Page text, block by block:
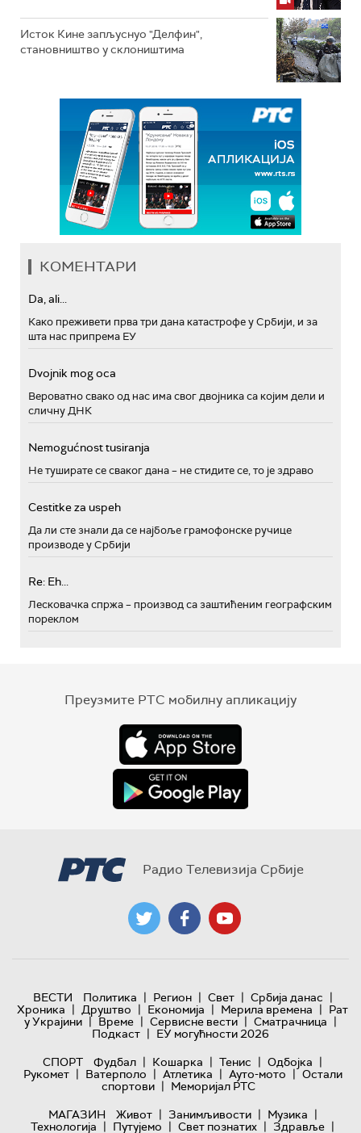
Исток Кине запљуснуо "Делфин",
становништво у склоништима
КОМЕНТАРИ
Da, ali...
Како преживети прва три дана катастрофе у Србији, и за
шта нас припрема ЕУ
Dvojnik mog oca
Вероватно свако од нас има свог двојника са којим дели и
сличну ДНК
Nemogućnost tusiranja
Не туширате се сваког дана – не стидите се, то је здраво
Cestitke za uspeh
Да ли сте знали да се најбоље грамофонске ручице
производе у Србији
Re: Eh...
Лесковачка спржа – производ са заштићеним географским
пореклом
Преузмите РТС мобилну апликацију
Радио Телевизија Србије
ВЕСТИ Политика | Регион | Свет | Србија данас |
Хроника | Друштво | Економија | Мерила времена | Рат
у Украјини | Време | Сервисне вести | Сматрачница |
Подкаст | ЕУ могућности 2026
СПОРТ
Фудбал | Кошарка | Тенис | Одбојка |
Рукомет | Ватерполо | Атлетика | Ауто-мото | Остали
спортови | Меморијал РТС
МАГАЗИН
Живот | Занимљивости | Музика |
Технологијa | Путујемо | Свет познатих | Здравље |